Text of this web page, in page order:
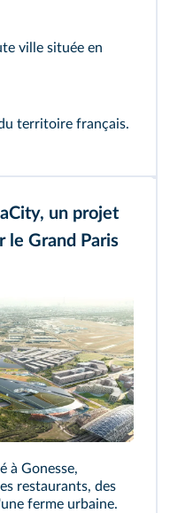
ville située en
territoire français.
un projet
le Grand Paris
à Gonesse,
restaurants, des
ferme urbaine.